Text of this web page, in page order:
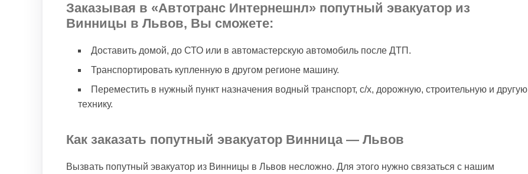
Заказывая в «Автотранс Интернешнл» попутный эвакуатор из
Винницы в Львов, Вы сможете:
Доставить домой, до СТО или в автомастерскую автомобиль после ДТП.
Транспортировать купленную в другом регионе машину.
Переместить в нужный пункт назначения водный транспорт, с/х, дорожную, строительную и другую
технику.
Как заказать попутный эвакуатор Винница — Львов
Вызвать попутный эвакуатор из Винницы в Львов несложно. Для этого нужно связаться с нашим